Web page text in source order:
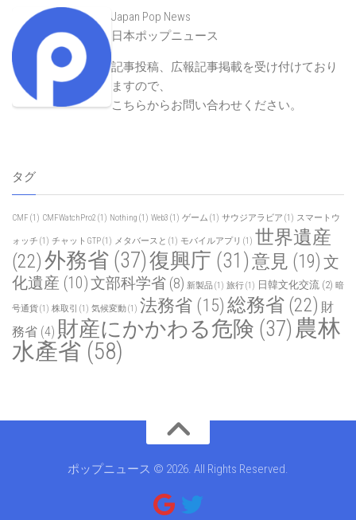
Japan Pop News
日本ポップニュース
記事投稿、広報記事掲載を受け付けており
ますので、
こちらからお問い合わせください。
タグ
CMF (1) CMFWatchPro2 (1) Nothing (1) Web3 (1) ゲーム (1) サウジアラビア (1) スマートウ
ォッチ (1) チャットGTP(1) メタバースと (1) モバイルアプリ (1) 世界遺産
(22)外務省 (37)復興庁 (31)意見 (19) 文
化遺産 (10)文部科学省 (8) 新製品(1) 旅行(1) 日韓文化交流 (2) 暗
号通貨(1) 株取引 (1) 気候変動(1) 法務省 (15) 総務省 (22) 財
務省 (4) 財産にかかわる危険 (37) 農林
水產省 (58)
ポップニュース © 2026. All Rights Reserved.